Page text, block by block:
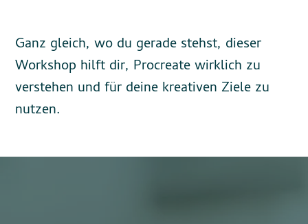
Ganz gleich, wo du gerade stehst, dieser
Workshop hilft dir, Procreate wirklich zu
verstehen und für deine kreativen Ziele zu
nutzen.